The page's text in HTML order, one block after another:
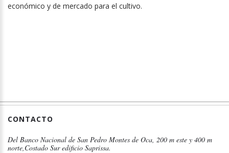
económico y de mercado para el cultivo.
CONTACTO
Del Banco Nacional de San Pedro Montes de Oca, 200 m este y 400 m
norte,Costado Sur edificio Saprissa.